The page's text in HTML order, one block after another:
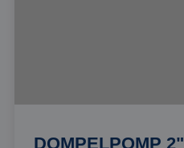
DOMPELPOMP 2"